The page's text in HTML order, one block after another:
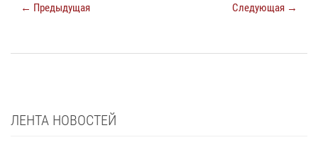
← Предыдущая Следующая →
ЛЕНТА НОВОСТЕЙ